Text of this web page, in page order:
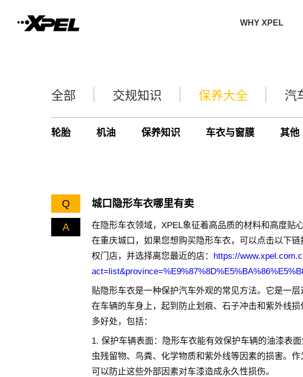
WHY XPEL
全部 交规知识 保养大全 汽
轮胎 机油 保养知识 车衣与窗膜 其他
Q 城口隐形车衣哪里有卖
A
在隐形车衣领域，XPEL象征着高品质的材料和高度贴
在重庆城口，如果您想购买隐形车衣，可以点击以下
权门店，并选择离您最近的店： https://
贴隐形车衣是一种保护汽车外观的常见方法。它是一
在车辆的车身上，起到防止划痕、石子冲击和紫外线
多好处，包括：
1. 保护车辆表面：隐形车衣能有效保护车辆的油漆表
虫残留物、鸟粪、化学物质和紫外线等因素的损害。
可以防止这些外部因素对车漆造成永久性损伤。